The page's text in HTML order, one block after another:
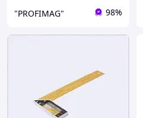
"PROFIMAG" 98%